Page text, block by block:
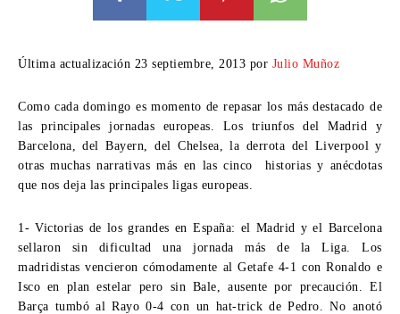
Última actualización 23 septiembre, 2013 por Julio Muñoz
Como cada domingo es momento de repasar los más destacado de
las principales jornadas europeas. Los triunfos del Madrid y
Barcelona, del Bayern, del Chelsea, la derrota del Liverpool y
otras muchas narrativas más en las cinco historias y anécdotas
que nos deja las principales ligas europeas.
1- Victorias de los grandes en España: el Madrid y el Barcelona
sellaron sin dificultad una jornada más de la Liga. Los
madridistas vencieron cómodamente al Getafe 4-1 con Ronaldo e
Isco en plan estelar pero sin Bale, ausente por precaución. El
Barça tumbó al Rayo 0-4 con un hat-trick de Pedro. No anotó